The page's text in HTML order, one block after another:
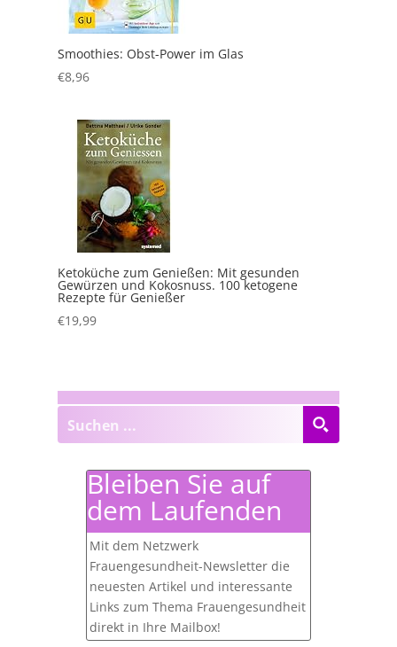
Smoothies: Obst-Power im Glas
€8,96
Ketoküche zum Genießen: Mit gesunden
Gewürzen und Kokosnuss. 100 ketogene
Rezepte für Genießer
€19,99
Bleiben Sie auf
dem Laufenden
Mit dem Netzwerk
Frauengesundheit-Newsletter die
neuesten Artikel und interessante
Links zum Thema Frauengesundheit
direkt in Ihre Mailbox!